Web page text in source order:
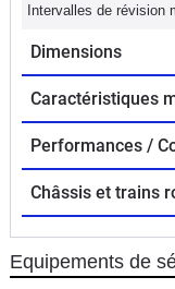
Intervalles de révision
Dimensions
Caractéristiques
Performances /
Châssis et trains
Equipements de